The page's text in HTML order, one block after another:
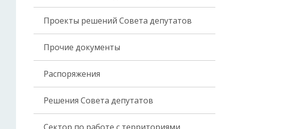
Проекты решений Совета депутатов
Прочие документы
Распоряжения
Решения Совета депутатов